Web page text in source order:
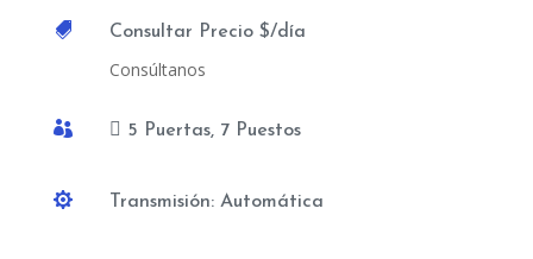
 Consultar Precio $/día
Consúltanos
  5 Puertas, 7 Puestos
 Transmisión: Automática